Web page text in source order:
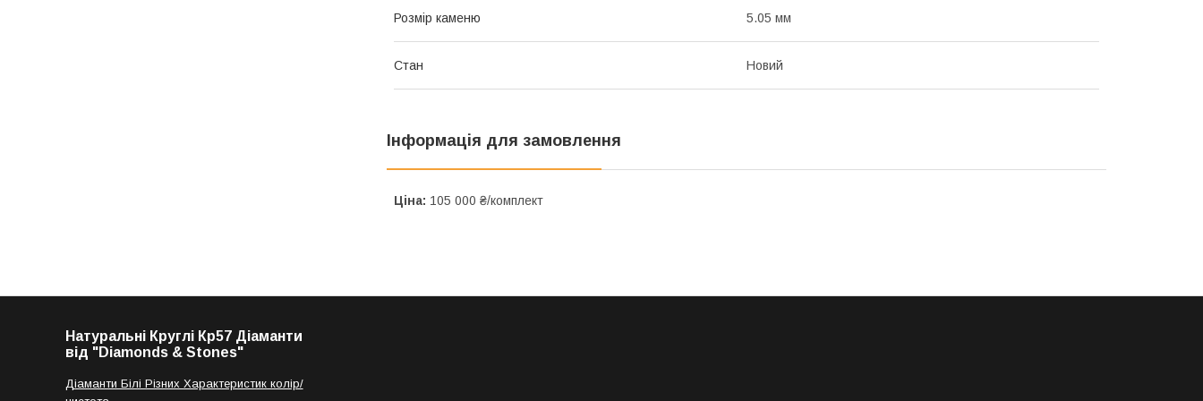
Розмір каменю 5.05 мм
Стан Новий
Інформація для замовлення
Ціна: 105 000 ₴/комплект
Натуральні Круглі Кр57 Діаманти
від "Diamonds & Stones"
Діаманти Білі Різних Характеристик колір/